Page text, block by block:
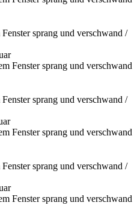
sprang und verschwand /
sprang und verschwand /
sprang und verschwand /